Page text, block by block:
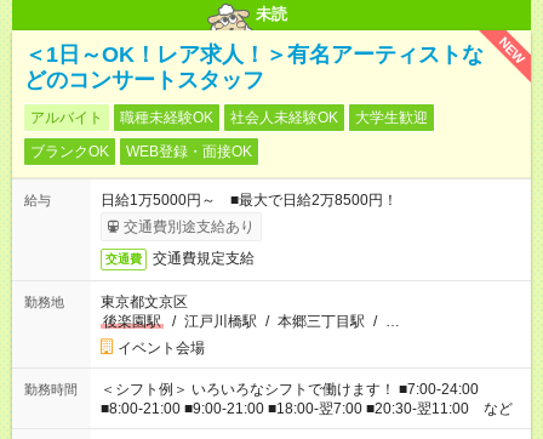
未読
NEW
＜1日～OK！レア求人！＞有名アーティストな
どのコンサートスタッフ
アルバイト 職種未経験OK 社会人未経験OK
大学生歓迎
ブランクOK
WEB登録・面接OK
給与
日給1万5000円～ ■最大で日給2万8500円！
交通費別途支給あり
交通費 交通費規定支給
勤務地
東京都文京区
後楽園駅
/ 江戸川橋駅 / 本郷三丁目駅 / …
イベント会場
勤務時間
＜シフト例＞ いろいろなシフトで働けます！ ■7:00-24:00
■8:00-21:00 ■9:00-21:00 ■18:00-翌7:00 ■20:30-翌11:00 など